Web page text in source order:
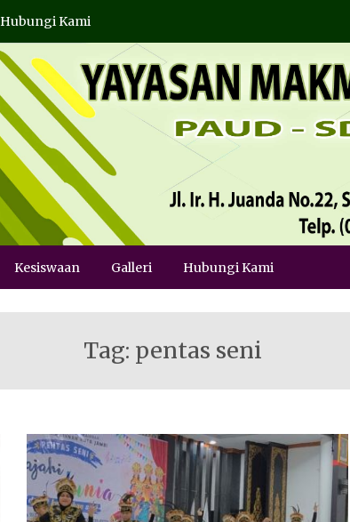
Hubungi Kami
Kesiswaan Galleri Hubungi Kami
Tag: pentas seni